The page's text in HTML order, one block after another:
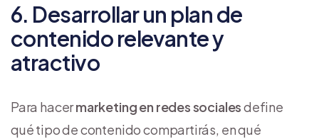
6. Desarrollar un plan de
contenido relevante y
atractivo
Para hacermarketing en redes socialesdefine
qué tipo de contenido compartirás, en qué